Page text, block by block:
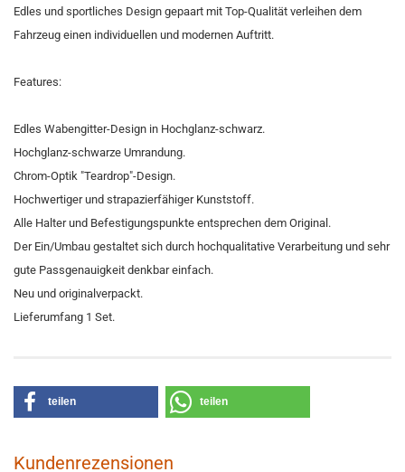
Edles und sportliches Design gepaart mit Top-Qualität verleihen dem
Fahrzeug einen individuellen und modernen Auftritt.
Features:
Edles Wabengitter-Design in Hochglanz-schwarz.
Hochglanz-schwarze Umrandung.
Chrom-Optik "Teardrop"-Design.
Hochwertiger und strapazierfähiger Kunststoff.
Alle Halter und Befestigungspunkte entsprechen dem Original.
Der Ein/Umbau gestaltet sich durch hochqualitative Verarbeitung und sehr
gute Passgenauigkeit denkbar einfach.
Neu und originalverpackt.
Lieferumfang 1 Set.
teilen teilen
Kundenrezensionen